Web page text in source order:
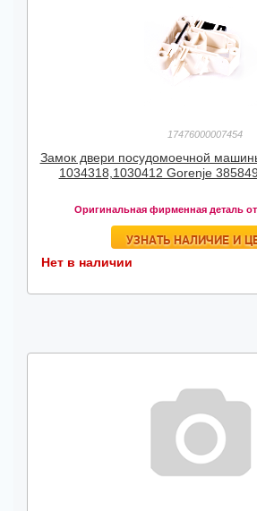
17476000007454
Замок двери посудомоечной
1034318,1030412 Gorenje
Оригинальная фирменная деталь
УЗНАТЬ НАЛИЧИЕ И
Нет в наличии